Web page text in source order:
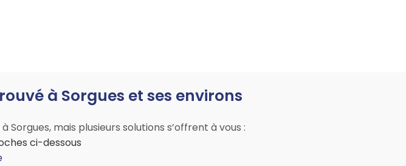
à Sorgues et ses environs
Sorgues, mais plusieurs solutions s’offrent à vous :
ci-dessous